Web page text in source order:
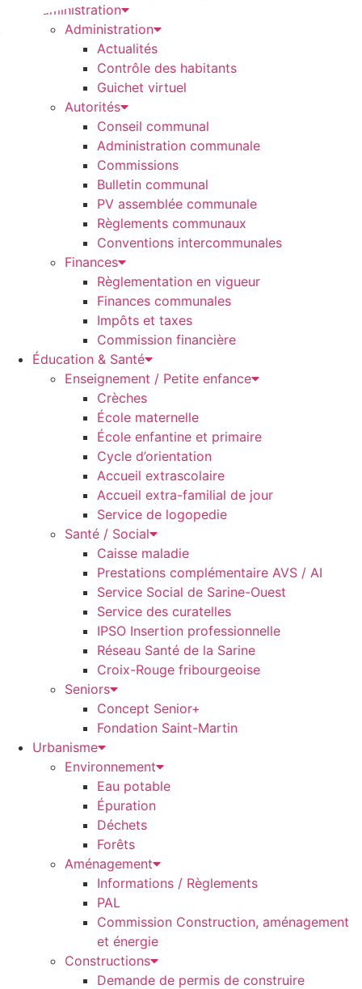
Administration
Administration
Actualités
Contrôle des habitants
Guichet virtuel
Autorités
Conseil communal
Administration communale
Commissions
Bulletin communal
PV assemblée communale
Règlements communaux
Conventions intercommunales
Finances
Règlementation en vigueur
Finances communales
Impôts et taxes
Commission financière
Éducation & Santé
Enseignement / Petite enfance
Crèches
École maternelle
École enfantine et primaire
Cycle d’orientation
Accueil extrascolaire
Accueil extra-familial de jour
Service de logopedie
Santé / Social
Caisse maladie
Prestations complémentaire AVS / AI
Service Social de Sarine-Ouest
Service des curatelles
IPSO Insertion professionnelle
Réseau Santé de la Sarine
Croix-Rouge fribourgeoise
Seniors
Concept Senior+
Fondation Saint-Martin
Urbanisme
Environnement
Eau potable
Épuration
Déchets
Forêts
Aménagement
Informations / Règlements
PAL
Commission Construction, aménagement
et énergie
Constructions
Demande de permis de construire